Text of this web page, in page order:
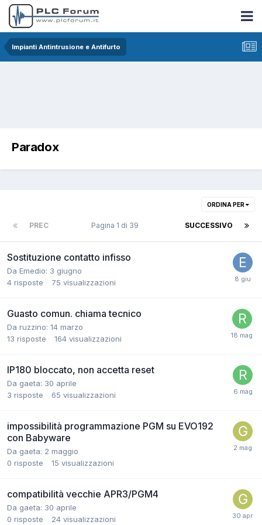
Impianti Antintrusione e Antifurto
Paradox
ORDINA PER
PREC SUCCESSIVO
Pagina 1 di 39
Sostituzione contatto infisso
Da Emedio: 3 giugno
4 risposte 75 visualizzazioni
Guasto comun. chiama tecnico
Da ruzzino: 14 marzo
13 risposte 164 visualizzazioni
IP180 bloccato, non accetta reset
Da gaeta: 30 aprile
3 risposte 65 visualizzazioni
impossibilità programmazione PGM su EVO192
con Babyware
Da gaeta: 2 maggio
0 risposte 15 visualizzazioni
compatibilità vecchie APR3/PGM4
Da gaeta: 30 aprile
0 risposte 24 visualizzazioni